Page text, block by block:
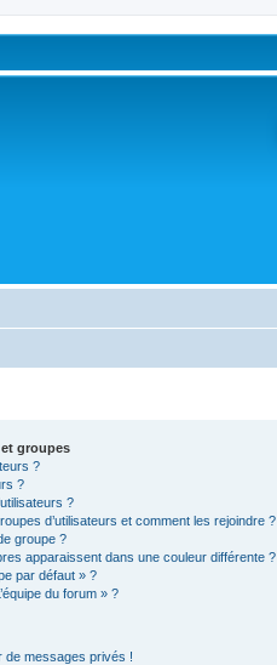
groupes
?
?
?
d’utilisateurs et comment les rejoindre ?
groupe ?
apparaissent dans une couleur différente ?
par défaut » ?
du forum » ?
de messages privés !